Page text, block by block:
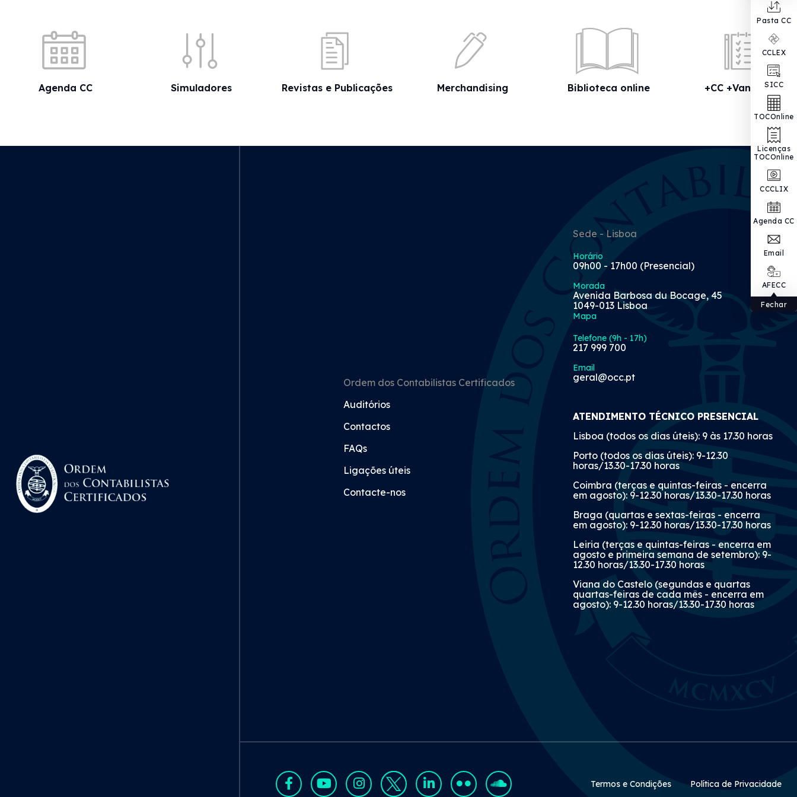
Pasta CC
CCLEX
SICC
TOCOnline
Licenças
TOCOnline
CCCLIX
Agenda CC
Email
AFECC
Fechar
Agenda CC Simuladores Revistas e Publicações Merchandising Biblioteca online +CC +Vantagens
Ordem dos Contabilistas Certificados
Auditórios
Contactos
FAQs
Ligações úteis
Contacte-nos
Sede - Lisboa
Horário
09h00 - 17h00 (Presencial)
Morada
Avenida Barbosa du Bocage, 45
1049-013 Lisboa
Mapa
Telefone (9h - 17h)
217 999 700
Email
geral@occ.pt
ATENDIMENTO TÉCNICO PRESENCIAL
Lisboa (todos os dias úteis): 9 às 17.30 horas
Porto (todos os dias úteis): 9-12.30
horas/13.30-17.30 horas
Coimbra (terças e quintas-feiras - encerra
em agosto): 9-12.30 horas/13.30-17.30 horas
Braga (quartas e sextas-feiras - encerra
em agosto): 9-12.30 horas/13.30-17.30 horas
Leiria (terças e quintas-feiras - encerra em
agosto e primeira semana de setembro): 9-
12.30 horas/13.30-17.30 horas
Viana do Castelo (segundas e quartas
quartas-feiras de cada mês - encerra em
agosto): 9-12.30 horas/13.30-17.30 horas
Rodapé Secundário
Termos e Condições Política de Privacidade